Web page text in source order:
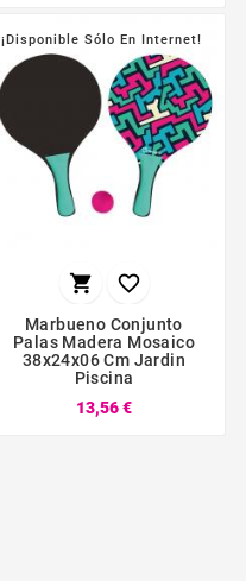
¡Disponible Sólo En Internet!
 
Marbueno Conjunto
Palas Madera Mosaico
38x24x06 Cm Jardin
Piscina
13,56 €